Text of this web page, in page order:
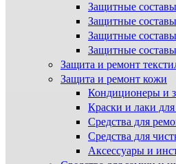
Защитные
Защитные
Защитные
Защитные
Защита и ремонт
Защита и ремонт кожи
Кондиционеры и
Краски и лаки
Средства для
Средства для
Аксессуары и